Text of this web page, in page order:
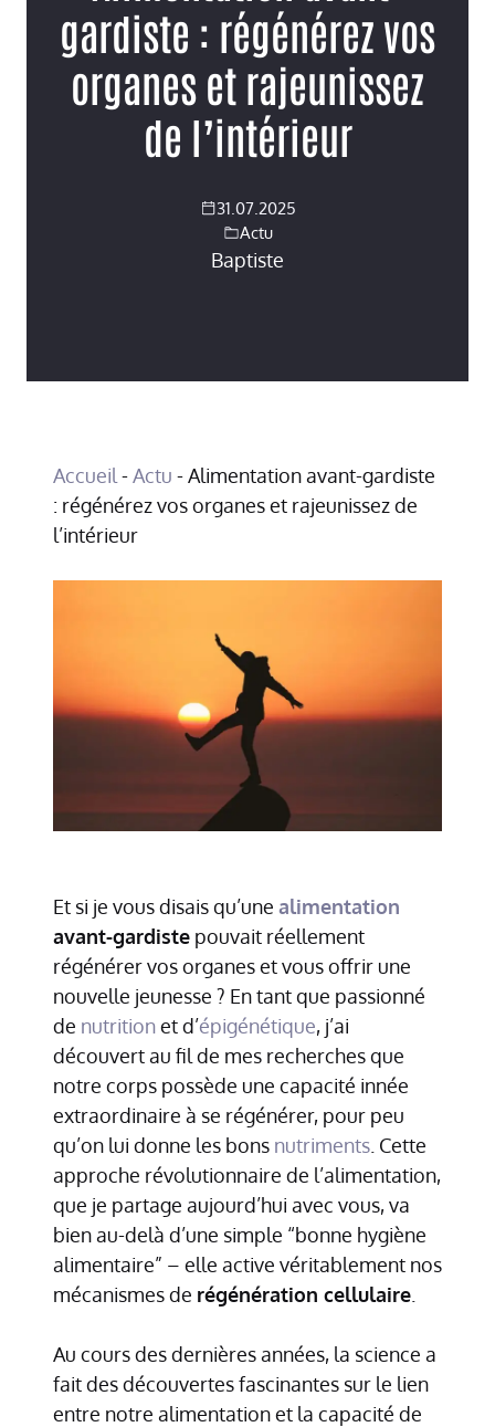
gardiste : régénérez vos
organes et rajeunissez
de l’intérieur
31.07.2025
Actu
Baptiste
Accueil -Actu -Alimentation avant-gardiste
: régénérez vos organes et rajeunissez de
l’intérieur
Et si je vous disais qu’une alimentation
avant-gardiste pouvait réellement
régénérer vos organes et vous offrir une
nouvelle jeunesse ? En tant que passionné
de nutritionet d’épigénétique, j’ai
découvert au fil de mes recherches que
notre corps possède une capacité innée
extraordinaire à se régénérer, pour peu
qu’on lui donne les bons nutriments . Cette
approche révolutionnaire de l’alimentation,
que je partage aujourd’hui avec vous, va
bien au-delà d’une simple “bonne hygiène
alimentaire” – elle active véritablement nos
mécanismes de régénération cellulaire
Au cours des dernières années, la science a
fait des découvertes fascinantes sur le lien
entre notre alimentation et la capacité de